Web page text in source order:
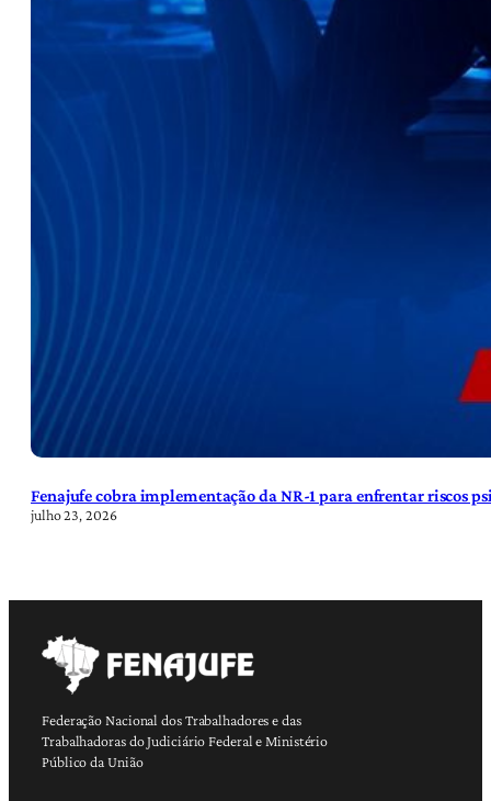
Fenajufe cobra implementação da NR-1 para enfrentar riscos
julho 23, 2026
Federação Nacional dos Trabalhadores e das
Trabalhadoras do Judiciário Federal e Ministério
Público da União